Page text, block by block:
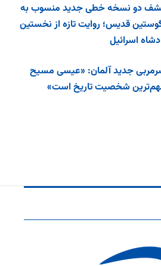
دو نسخه خطی جدید منسوب به
قدیس؛ روایت تازه از نخستین
اسرائیل
جدید آلمان: «عیسی مسیح
شخصیت تاریخ است»